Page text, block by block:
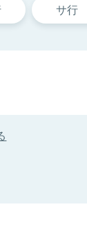
サ行